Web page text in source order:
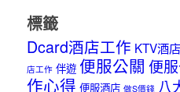
標籤
Dcard酒店工作 KTV酒
店工作 伴遊 便服公關 便
作心得 便服酒店 做S價錢 八